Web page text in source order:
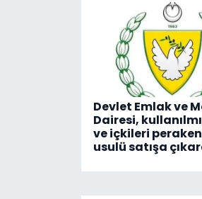
Devlet Emlak ve
Dairesi,
ve içkileri
usulü satışa